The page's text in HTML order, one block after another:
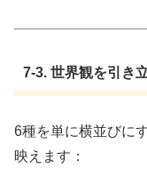
7-3. 世界観を引き
6種を単に横並びに
映えます：